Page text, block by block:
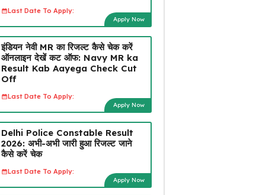
Last Date To Apply:
Apply Now
इंडियन नेवी MR का रिजल्ट कैसे चेक करें
ऑनलाइन देखें कट ऑफ: Navy MR ka
Result Kab Aayega Check Cut
Off
Last Date To Apply:
Apply Now
Delhi Police Constable Result
2026: अभी-अभी जारी हुआ रिजल्ट जाने
कैसे करें चेक
Last Date To Apply:
Apply Now